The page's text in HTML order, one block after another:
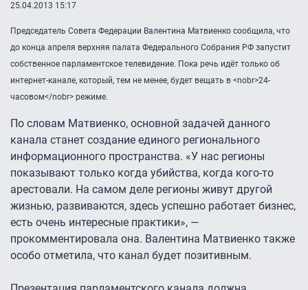
25.04.2013 15:17
Председатель Совета Федерации Валентина Матвиенко сообщила, что
до конца апреля верхняя палата Федерального Собрания РФ запустит
собственное парламентское телевидение. Пока речь идёт только об
интернет-канале, который, тем не менее, будет вещать в <nobr>24-
часовом</nobr> режиме.
По словам Матвиенко, основной задачей данного
канала станет создание единого регионального
информационного пространства. «У нас регионы
показывают только когда убийства, когда кого-то
арестовали. На самом деле регионы живут другой
жизнью, развиваются, здесь успешно работает бизнес,
есть очень интересные практики», —
прокомментировала она. Валентина Матвиенко также
особо отметила, что канал будет позитивным.